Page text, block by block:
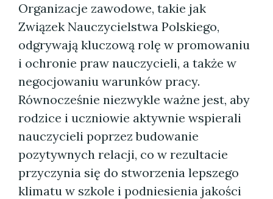
Organizacje zawodowe, takie jak
Związek Nauczycielstwa Polskiego,
odgrywają kluczową rolę w promowaniu
i ochronie praw nauczycieli, a także w
negocjowaniu warunków pracy.
Równocześnie niezwykle ważne jest, aby
rodzice i uczniowie aktywnie wspierali
nauczycieli poprzez budowanie
pozytywnych relacji, co w rezultacie
przyczynia się do stworzenia lepszego
klimatu w szkole i podniesienia jakości